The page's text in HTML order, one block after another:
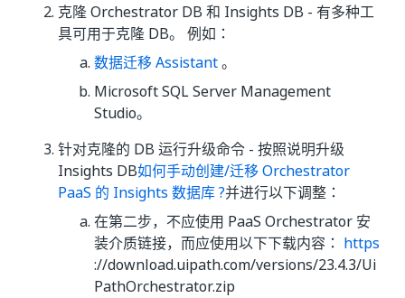
克隆 Orchestrator DB 和 Insights DB - 有多种工
具可用于克隆 DB。 例如：
数据迁移 Assistant。
Microsoft SQL Server Management
Studio。
针对克隆的 DB 运行升级命令 - 按照说明升级
Insights DB如何手动创建/迁移 Orchestrator
PaaS 的 Insights 数据库 ?并进行以下调整：
在第二步，不应使用 PaaS Orchestrator 安
装介质链接，而应使用以下下载内容： https
://download.uipath.com/versions/23.4.3/Ui
PathOrchestrator.zip